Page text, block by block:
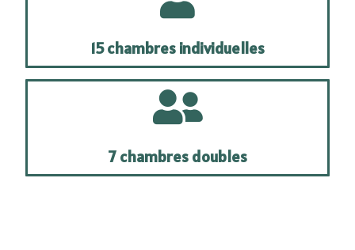
15 chambres individuelles
7 chambres doubles